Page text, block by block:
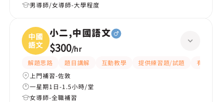
男導師/女導師-大學程度
中國
語文
小二,中國語文
$300/hr
解題思路 題目講解 互動教學 提供練習題/試題
有愛心
上門補習-佐敦
一星期1日-1.5小時/堂
女導師-全職補習